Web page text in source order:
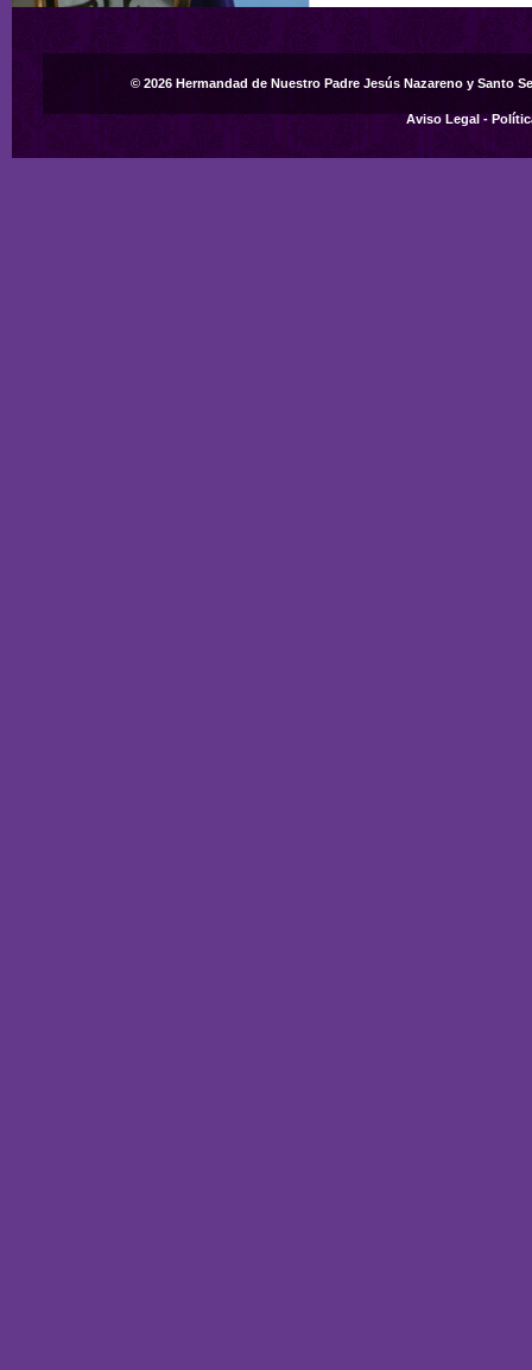
© 2026 Hermandad de Nuestro Padre Jesús Nazareno y Santo
Aviso Legal-